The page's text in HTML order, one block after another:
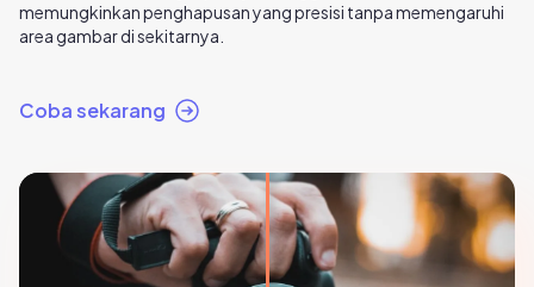
memungkinkan penghapusan yang presisi tanpa memengaruhi
area gambar di sekitarnya.
Coba sekarang